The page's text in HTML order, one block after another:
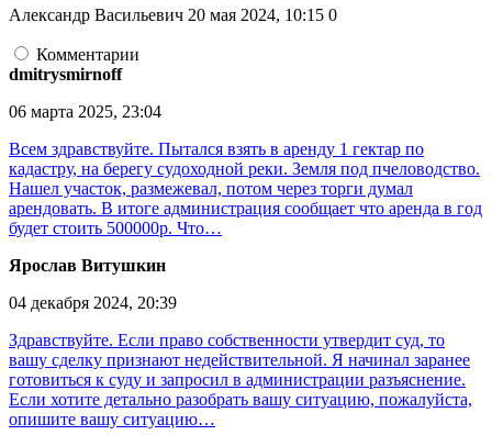
Александр Васильевич 20 мая 2024, 10:15 0
Комментарии
dmitrysmirnoff
06 марта 2025, 23:04
Всем здравствуйте. Пытался взять в аренду 1 гектар по
кадастру, на берегу судоходной реки. Земля под пчеловодство.
Нашел участок, размежевал, потом через торги думал
арендовать. В итоге администрация сообщает что аренда в год
будет стоить 500000р. Что…
Ярослав Витушкин
04 декабря 2024, 20:39
Здравствуйте. Если право собственности утвердит суд, то
вашу сделку признают недействительной. Я начинал заранее
готовиться к суду и запросил в администрации разъяснение.
Если хотите детально разобрать вашу ситуацию, пожалуйста,
опишите вашу ситуацию…